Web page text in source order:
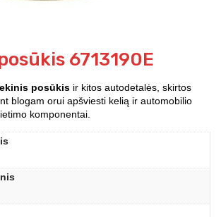
6713190E
posūkis ir kitos autodetalės, skirtos
blogam orui apšviesti kelią ir automobilio
komponentai.